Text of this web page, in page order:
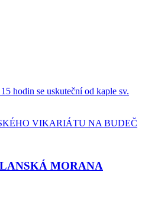
hodin se uskuteční od kaple sv.
VIKARIÁTU NA BUDEČ
MORANA